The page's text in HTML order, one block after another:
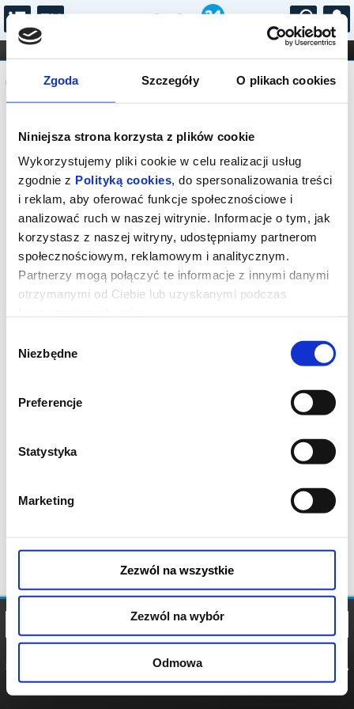
Zgoda Szczegóły O plikach cookies
Niniejsza strona korzysta z plików cookie
Wykorzystujemy pliki cookie w celu realizacji usług
zgodnie z Polityką cookies, do spersonalizowania treści
i reklam, aby oferować funkcje społecznościowe i
analizować ruch w naszej witrynie. Informacje o tym, jak
korzystasz z naszej witryny, udostępniamy partnerom
społecznościowym, reklamowym i analitycznym.
Partnerzy mogą połączyć te informacje z innymi danymi
otrzymanymi od Ciebie lub uzyskanymi podczas
zgody
Niezbędne
Preferencje
Statystyka
Marketing
Zezwól na wszystkie
Zezwól na wybór
Odmowa
...
FILHARMONIA OPERA I BALET
STAND-UP
DLA DZIECI
Komunikat
Sprzedaż biletów on-line na wydarzenie
została zakończona.
POLITYKA
POLITYKA